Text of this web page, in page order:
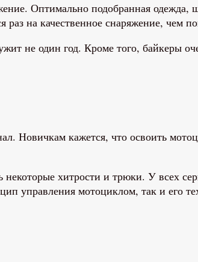
Оптимально подобранная
на качественное снаряжение, чем
не один год. Кроме того, байкеры
Новичкам кажется, что освоить
хитрости и трюки. У всех
управления мотоциклом, так и его